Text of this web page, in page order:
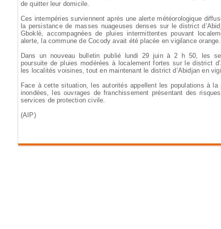
de quitter leur domicile.
Ces intempéries surviennent après une alerte météorologique
la persistance de masses nuageuses denses sur le district
Gboklè, accompagnées de pluies intermittentes pouvant
alerte, la commune de Cocody avait été placée en vigilance orange.
Dans un nouveau bulletin publié lundi 29 juin à 2 h 50, les
poursuite de pluies modérées à localement fortes sur le district
les localités voisines, tout en maintenant le district d’Abidjan en
Face à cette situation, les autorités appellent les populations à
inondées, les ouvrages de franchissement présentant des
services de protection civile.
(AIP)